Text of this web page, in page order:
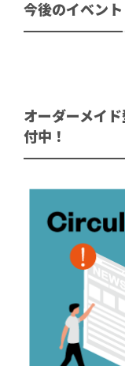
今後のイベント
オーダーメイ
付中！